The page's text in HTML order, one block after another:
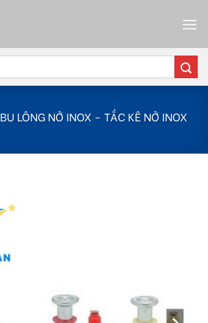
BU LÔNG NỞ INOX - TẮC KÊ NỞ INOX